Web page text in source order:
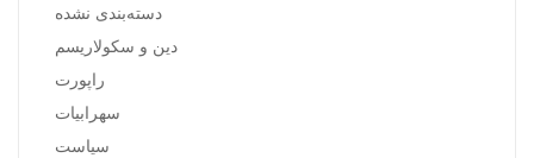
دسته‌بندی نشده
دین و سکولاریسم
راپورت
سهرابیات
سیاست